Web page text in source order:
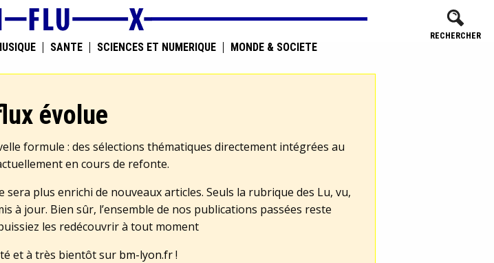
RECHERCHER
SANTÉ SCIENCES ET NUMÉRIQUE MONDE & SOCIÉTÉ
évolue
formule : des sélections thématiques directement intégrées au
en cours de refonte.
plus enrichi de nouveaux articles. Seuls la rubrique des Lu, vu,
à jour. Bien sûr, l’ensemble de nos publications passées reste
les redécouvrir à tout moment
et à très bientôt sur bm-lyon.fr!